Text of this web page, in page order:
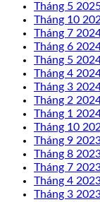
Tháng 5
Tháng 10
Tháng 7
Tháng 6
Tháng 5
Tháng 4
Tháng 3
Tháng 2
Tháng 1
Tháng 10
Tháng 9
Tháng 8
Tháng 7
Tháng 4
Tháng 3